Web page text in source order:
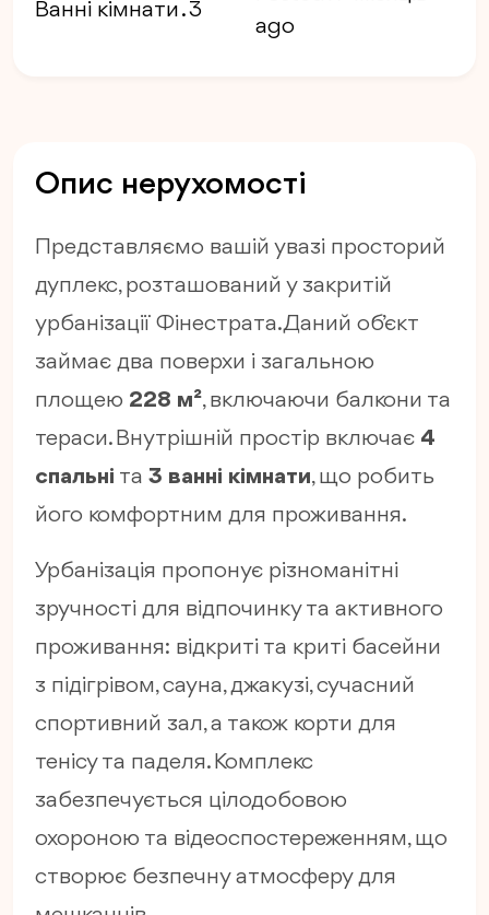
Ванні кімнати . 3
ago
Опис нерухомості
Представляємо вашій увазі просторий
дуплекс, розташований у закритій
урбанізації Фінестрата. Даний об’єкт
займає два поверхи і загальною
площею 228 м², включаючи балкони та
тераси. Внутрішній простір включає 4
спальні та 3 ванні кімнати, що робить
його комфортним для проживання.
Урбанізація пропонує різноманітні
зручності для відпочинку та активного
проживання: відкриті та криті басейни
з підігрівом, сауна, джакузі, сучасний
спортивний зал, а також корти для
тенісу та паделя. Комплекс
забезпечується цілодобовою
охороною та відеоспостереженням, що
створює безпечну атмосферу для